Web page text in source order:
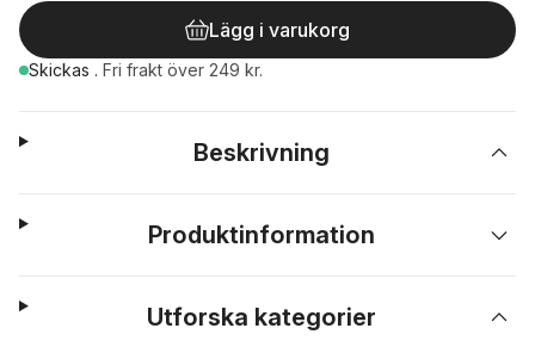
Lägg i varukorg
Skickas . Fri frakt över 249 kr.
Beskrivning
Produktinformation
Utforska kategorier